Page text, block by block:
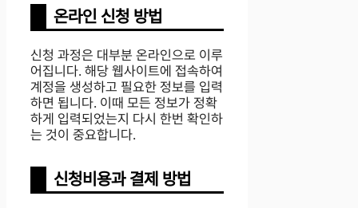
온라인 신청 방법
신청 과정은 대부분 온라인으로 이루
어집니다. 해당 웹사이트에 접속하여
계정을 생성하고 필요한 정보를 입력
하면 됩니다. 이때 모든 정보가 정확
하게 입력되었는지 다시 한번 확인하
는 것이 중요합니다.
신청비용과 결제 방법